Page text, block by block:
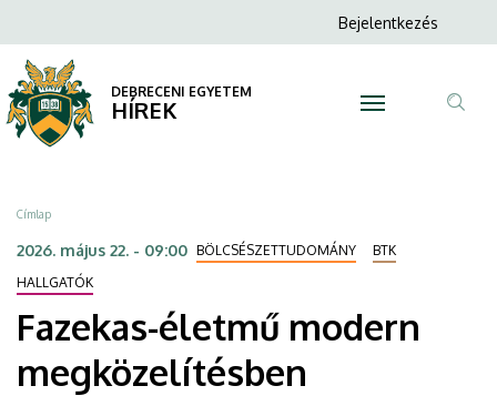
életmű
modern
megközelítésben
DEBRECENI
EGYETEM
a
tartalomra
Anonim
menüje
Bejelentkezés
DEBRECENI EGYETEM
HÍREK
Morzsa
Címlap
2026. május 22. - 09:00 BÖLCSÉSZETTUDOMÁNY
BTK
HALLGATÓK
Fazekas-életmű modern
megközelítésben